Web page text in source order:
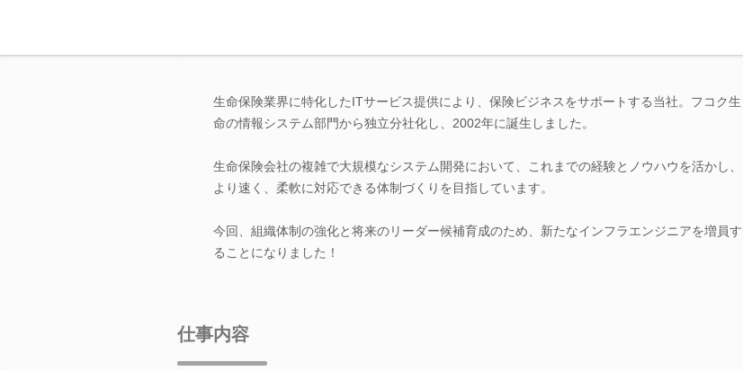
生命保険業界に特化したITサービス提供により、保険ビジネスをサポートする当社。フコク生
命の情報システム部門から独立分社化し、2002年に誕生しました。
生命保険会社の複雑で大規模なシステム開発において、これまでの経験とノウハウを活かし、
より速く、柔軟に対応できる体制づくりを目指しています。
今回、組織体制の強化と将来のリーダー候補育成のため、新たなインフラエンジニアを増員す
ることになりました！
仕事内容